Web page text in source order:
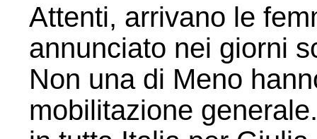
Attenti, arrivano le
annunciato nei giorni
Non una di Meno
mobilitazione